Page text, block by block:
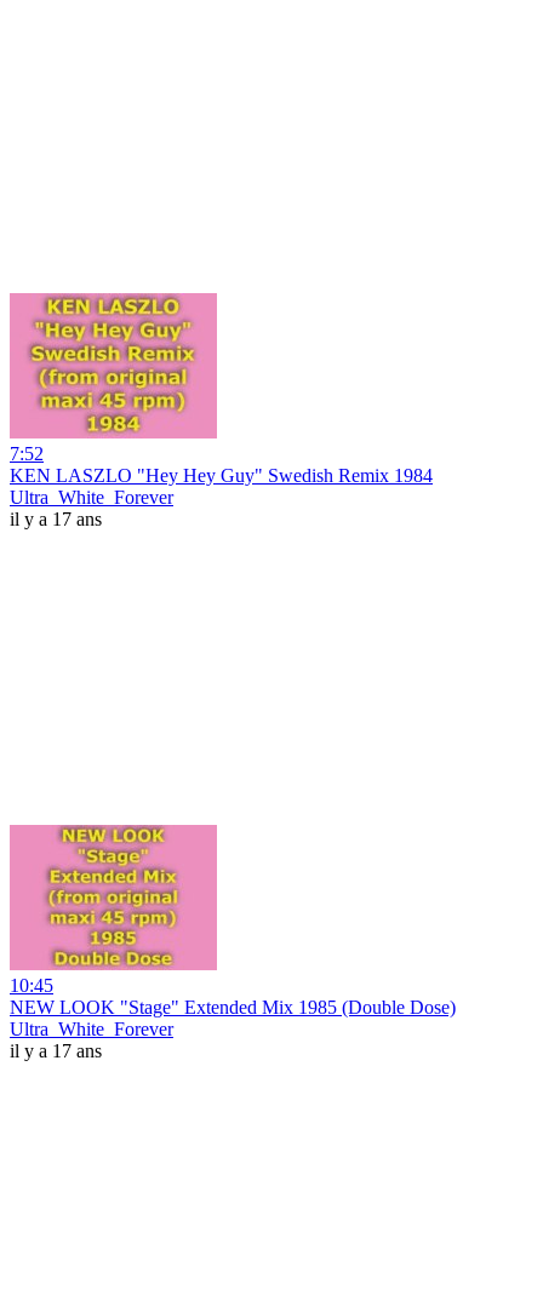
7:52
KEN LASZLO "Hey Hey Guy" Swedish Remix 1984
Ultra_White_Forever
il y a 17 ans
10:45
NEW LOOK "Stage" Extended Mix 1985 (Double Dose)
Ultra_White_Forever
il y a 17 ans